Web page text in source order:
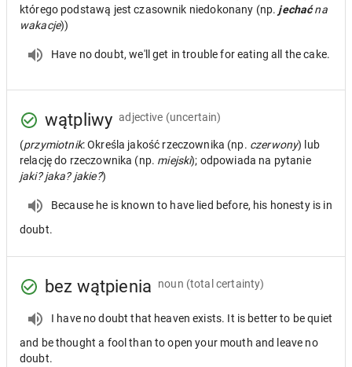
którego podstawą jest czasownik niedokonany (np. jechaćna
wakacje))
Have no doubt, we'll get in trouble for eating all the cake.
wątpliwy adjective (uncertain)
(przymiotnik: Określa jakość rzeczownika (np. czerwony) lub
relację do rzeczownika (np. miejski); odpowiada na pytanie
jaki? jaka? jakie?)
Because he is known to have lied before, his honesty is in
doubt.
bez wątpienia noun (total certainty)
I have no doubt that heaven exists. It is better to be quiet
and be thought a fool than to open your mouth and leave no
doubt.